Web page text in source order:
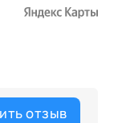
отзыв